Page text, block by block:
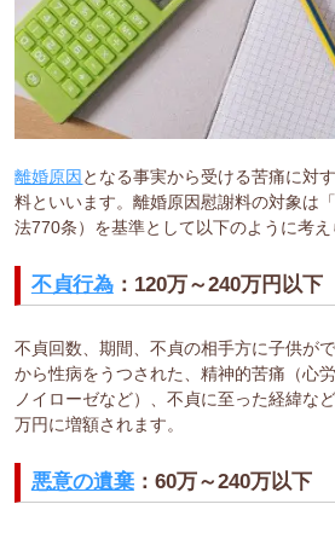
離婚原因 となる事実から受ける苦痛に対
料といいます。離婚原因慰謝料の対象は
法770条）を基準として以下のように考え
不貞行為：120万～240万円以下
不貞回数、期間、不貞の相手方に子供が
から性病をうつされた、精神的苦痛（心
ノイローゼなど）、不貞に至った経緯な
万円に増額されます。
悪意の遺棄：60万～240万以下